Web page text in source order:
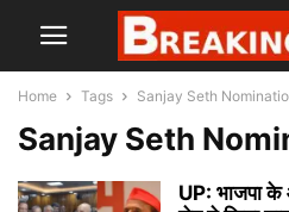
Home Tags Sanjay Seth
Sanjay Seth
UP: भाजपा के